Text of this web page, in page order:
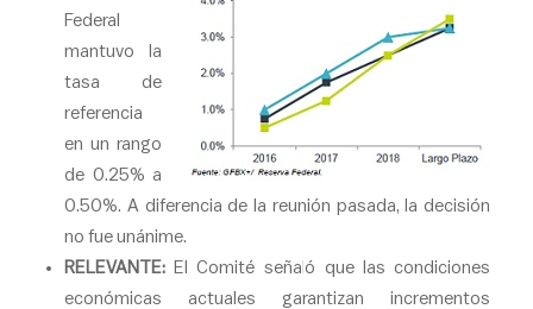
Federal
mantuvo la
tasa de
referencia
en un rango
de 0.25% a
0.50%. A diferencia de la reunión pasada, la decisión
no fue unánime.
RELEVANTE: El Comité señaló que las condiciones
económicas actuales garantizan incrementos